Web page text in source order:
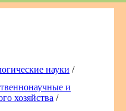
науки /
и
хозяйства /